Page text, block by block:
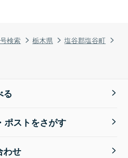
検索 栃木県
塩谷郡塩谷町
る
ポストをさがす
わせ